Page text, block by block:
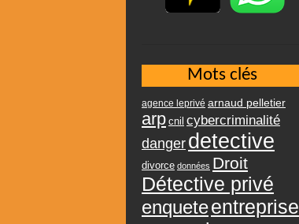
Mots clés
agence leprivé arnaud pelletier
arp cnil cybercriminalité
danger detective
divorce données Droit
Détective privé
enqueteentreprise